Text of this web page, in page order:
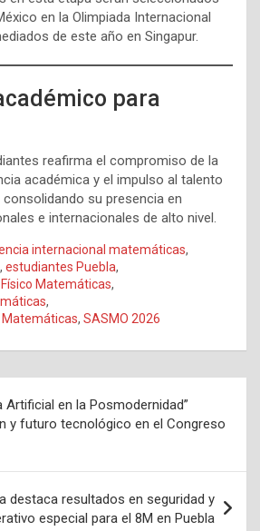
en la Olimpiada Internacional
de este año en Singapur.
para
reafirma el compromiso de la
académica y el impulso al talento
su presencia en
e internacionales de alto nivel.
internacional matemáticas,
, estudiantes Puebla,
Matemáticas,
,
Matemáticas, SASMO 2026
Artificial en la Posmodernidad”
y futuro tecnológico en el Congreso
destaca resultados en seguridad y
especial para el 8M en Puebla